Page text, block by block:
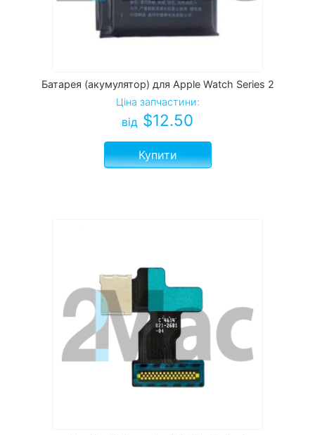
Батарея (акумулятор) для Apple Watch Series 2
Ціна запчастини:
від $12.50
Купити